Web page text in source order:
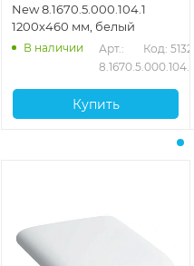
New 8.1670.5.000.104.1
1200х460 мм, белый
В наличии
Арт.:
8.1670.5.000.104.1
Код: 51325
Купить